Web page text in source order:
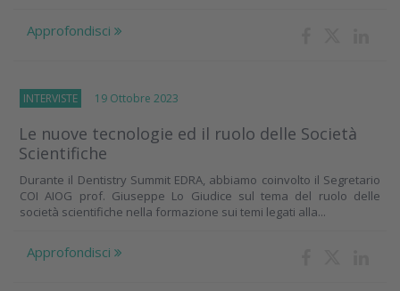
Approfondisci
INTERVISTE 19 Ottobre 2023
Le nuove tecnologie ed il ruolo delle Società
Scientifiche
Durante il Dentistry Summit EDRA, abbiamo coinvolto il Segretario
COI AIOG prof. Giuseppe Lo Giudice sul tema del ruolo delle
società scientifiche nella formazione sui temi legati alla...
Approfondisci